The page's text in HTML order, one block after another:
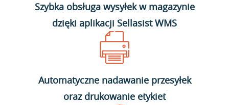
Szybka obsługa wysyłek w magazynie
dzięki aplikacji Sellasist WMS
Automatyczne nadawanie przesyłek
oraz drukowanie etykiet